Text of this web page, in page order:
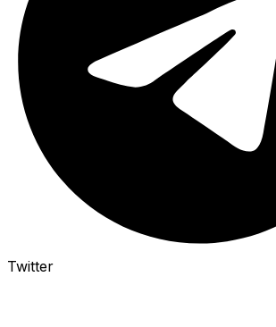
Twitter